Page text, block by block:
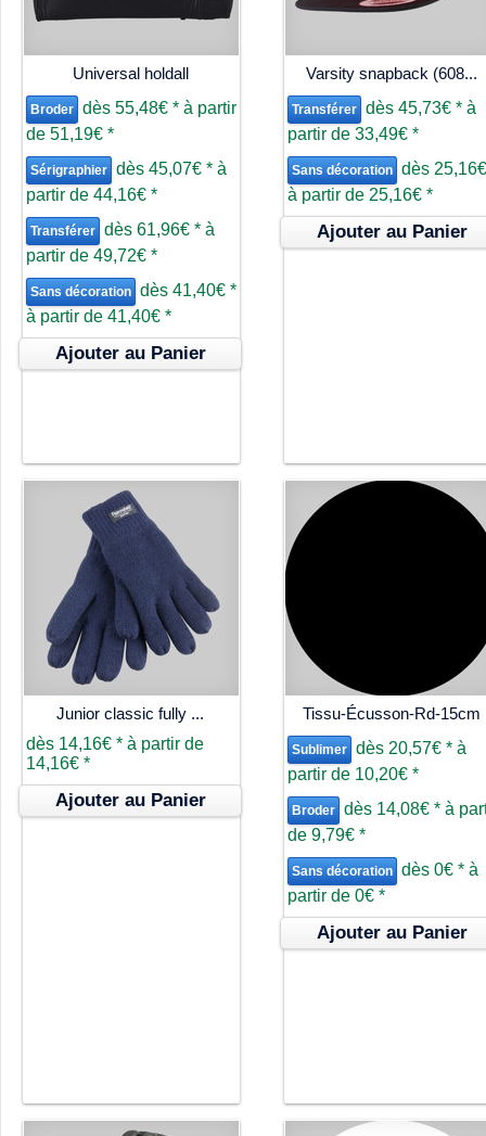
Universal holdall
Broder dès 55,48€ * à partir
de 51,19€ *
Sérigraphier dès 45,07€ * à
partir de 44,16€ *
Transférer dès 61,96€ * à
partir de 49,72€ *
Sans décoration dès 41,40€ *
à partir de 41,40€ *
Ajouter au Panier
Varsity snapback (608...
Transférer dès 45,73€ * à
partir de 33,49€ *
Sans décoration dès
à partir de 25,16€ *
Ajouter au Panier
Junior classic fully ...
dès 14,16€ * à partir de
14,16€ *
Ajouter au Panier
Tissu-Écusson-Rd-15cm
Sublimer dès 20,57€ * à
partir de 10,20€ *
Broder dès 14,08€ * à
de 9,79€ *
Sans décoration dès 0€ * à
partir de 0€ *
Ajouter au Panier